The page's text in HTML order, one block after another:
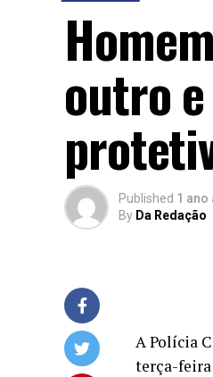
outro
Published 1 ano
By Da Redação
A Polícia
terça-feira